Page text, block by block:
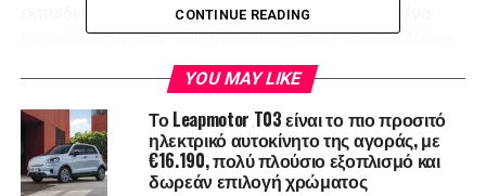
εκπαιδευτικούς. Ετησίως, το σχολείο διοργανώνει ένα
σεμινάριο γλώσσας και πολιτισμού στην Ελλάδα (Αθήνα,
Τήνο, Σαντορίνη), όπου οι μαθητές οικειοποιούνται την
εμπειρία εκμάθησης της γλώσσας-στόχου στο
περιβάλλον όπου αυτή μιλιέται φυσικά, μέσα από την
διάδραση με τους φυσικούς ομιλητές για να καλύψουν
πραγματικές επικοινωνιακές τους ανάγκες.
CONTINUE READING
YOU MAY LIKE
Το Leapmotor T03 είναι το πιο προσιτό
ηλεκτρικό αυτοκίνητο της αγοράς, με
€16.190, πολύ πλούσιο εξοπλισμό και
δωρεάν επιλογή χρώματος